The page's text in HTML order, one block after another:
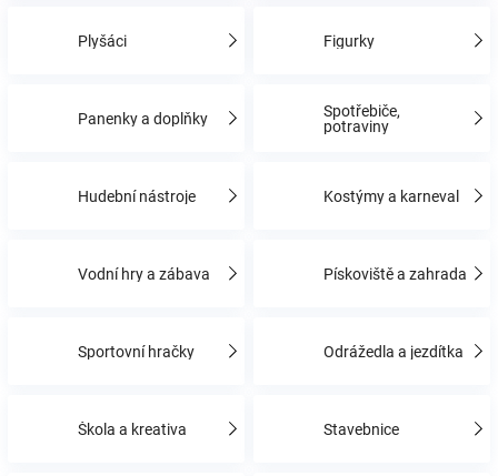
Plyšáci Figurky
Panenky a doplňky
Spotřebiče,
potraviny
Hudební nástroje Kostýmy a karneval
Vodní hry a zábava Pískoviště a zahrada
Sportovní hračky Odrážedla a jezdítka
Škola a kreativa Stavebnice